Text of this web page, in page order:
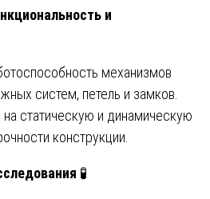
и
механизмов
систем, петель и замков.
статическую и динамическую
конструкции.
🧪